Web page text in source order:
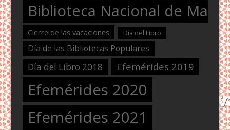
Biblioteca Nacional de
Cierre de las vacaciones Dìa del Libro
Día de las Bibliotecas Populares
Día del Libro 2018 Efemérides 2019
Efemérides 2020
Efemérides 2021